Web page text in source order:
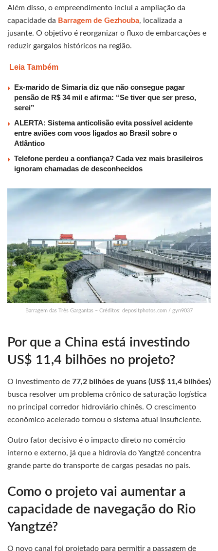
Além disso, o empreendimento inclui a ampliação da
capacidade da Barragem de Gezhouba, localizada a
jusante. O objetivo é reorganizar o fluxo de embarcações e
reduzir gargalos históricos na região.
Leia Também
Ex-marido de Simaria diz que não consegue pagar
pensão de R$ 34 mil e afirma: “Se tiver que ser preso,
serei”
ALERTA: Sistema anticolisão evita possível acidente
entre aviões com voos ligados ao Brasil sobre o
Atlântico
Telefone perdeu a confiança? Cada vez mais brasileiros
ignoram chamadas de desconhecidos
Barragem das Três Gargantas – Créditos: depositphotos.com / gyn9037
Por que a China está investindo
US$ 11,4 bilhões no projeto?
O investimento de 77,2 bilhões de yuans (US$ 11,4 bilhões)
busca resolver um problema crônico de saturação logística
no principal corredor hidroviário chinês. O crescimento
econômico acelerado tornou o sistema atual insuficiente.
Outro fator decisivo é o impacto direto no comércio
interno e externo, já que a hidrovia do Yangtzé concentra
grande parte do transporte de cargas pesadas no país.
Como o projeto vai aumentar a
capacidade de navegação do Rio
Yangtzé?
O novo canal foi projetado para permitir a passagem de